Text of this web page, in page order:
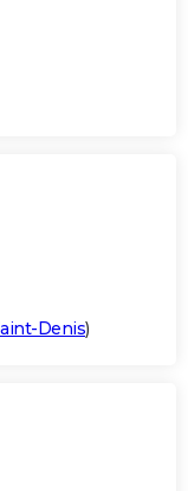
Denis)